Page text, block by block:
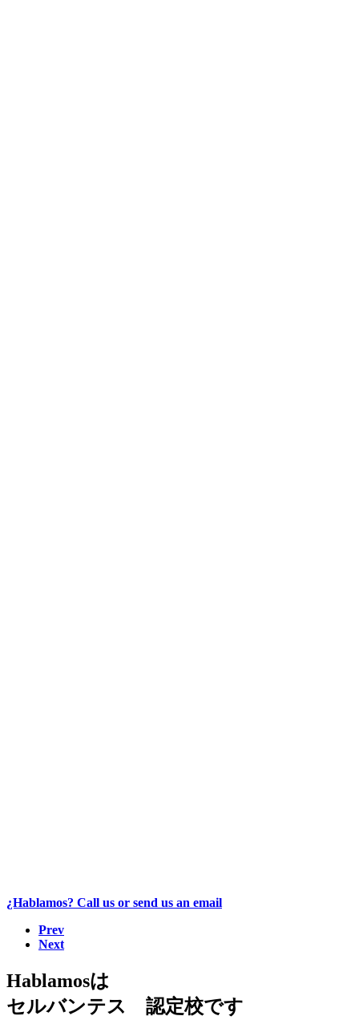
¿Hablamos? Call us or send us an email
Prev
Next
Hablamosは
セルバンテス 認定校です